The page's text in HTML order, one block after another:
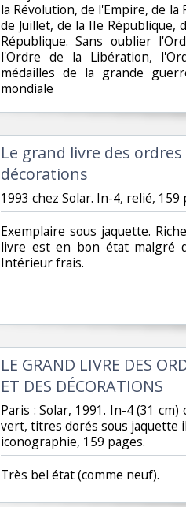
la Révolution, de l'Empire, de
de Juillet, de la IIe République,
République. Sans oublier
l'Ordre de la Libération,
médailles de la grande
mondiale‎
‎Le grand livre des
décorations‎
‎1993 chez Solar. In-4, relié, 159
‎Exemplaire sous jaquette.
livre est en bon état malgré
Intérieur frais. ‎
‎LE GRAND LIVRE DES
ET DES DÉCORATIONS‎
‎Paris : Solar, 1991. In-4 (31
vert, titres dorés sous jaquette
iconographie, 159 pages.‎
‎Très bel état (comme neuf).‎